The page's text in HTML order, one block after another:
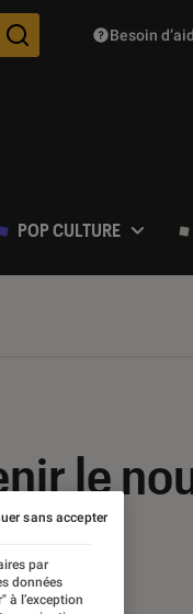
Des suggestions
Besoin
POP CULTURE
le
par
données
à l’exception
sans accepter